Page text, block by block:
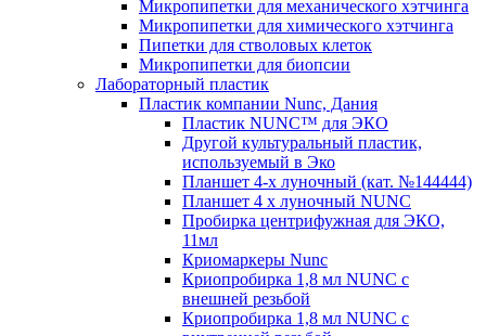
Микропипетки для механического хэтчинга
Микропипетки для химического хэтчинга
Пипетки для стволовых клеток
Микропипетки для биопсии
Лабораторный пластик
Пластик компании Nunc, Дания
Пластик NUNC™ для ЭКО
Другой культуральный пластик,
используемый в Эко
Планшет 4-х луночный (кат. №144444)
Планшет 4 х луночный NUNC
Пробирка центрифужная для ЭКО,
11мл
Криомаркеры Nunc
Криопробирка 1,8 мл NUNC с
внешней резьбой
Криопробирка 1,8 мл NUNC с